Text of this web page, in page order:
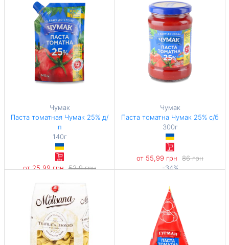
Чумак
Паста томатная Чумак 25% д/
п
140г
от 25,99 грн 52,9 грн
185,64 грн / 1 кг
Чумак
Паста томатна Чумак 25% с/б
300г
от 55,99 грн
86 грн
-34%